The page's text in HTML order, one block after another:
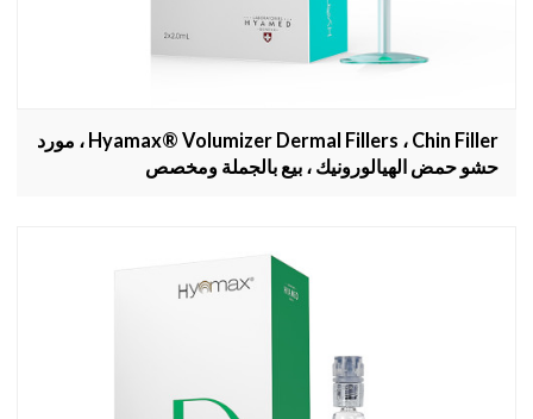
Hyamax® Volumizer Dermal Fillers ، Chin Filler ، مورد
حشو حمض الهيالورونيك ، بيع بالجملة ومخصص